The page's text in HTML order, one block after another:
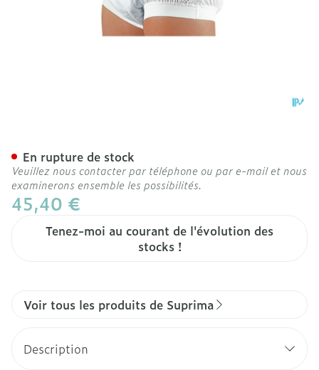
45,40 €
Tenez-moi au courant de l'évolution des
stocks !
En rupture de stock
Veuillez nous contacter par téléphone ou par e-mail et nous
examinerons ensemble les possibilités.
Voir tous les produits de Suprima
Description